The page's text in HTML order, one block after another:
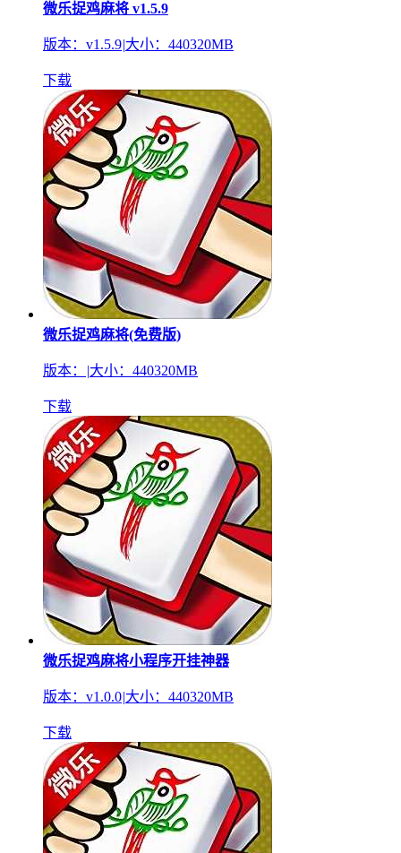
微乐捉鸡麻将 v1.5.9
版本：v1.5.9|大小：440320MB
下载
微乐捉鸡麻将(免费版)
版本： |大小：440320MB
下载
微乐捉鸡麻将小程序开挂神器
版本：v1.0.0|大小：440320MB
下载